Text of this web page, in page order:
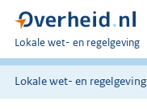
U
bent
hier:
Lokale wet- en regelgeving
Lokale wet- en regelgeving